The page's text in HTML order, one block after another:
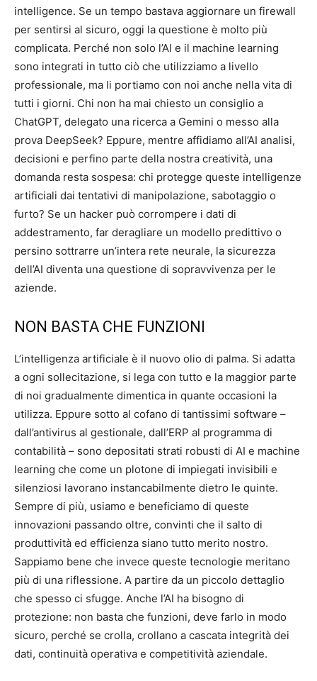
intelligence. Se un tempo bastava aggiornare un firewall
per sentirsi al sicuro, oggi la questione è molto più
complicata. Perché non solo l’AI e il machine learning
sono integrati in tutto ciò che utilizziamo a livello
professionale, ma li portiamo con noi anche nella vita di
tutti i giorni. Chi non ha mai chiesto un consiglio a
ChatGPT, delegato una ricerca a Gemini o messo alla
prova DeepSeek? Eppure, mentre affidiamo all’AI analisi,
decisioni e perfino parte della nostra creatività, una
domanda resta sospesa: chi protegge queste intelligenze
artificiali dai tentativi di manipolazione, sabotaggio o
furto? Se un hacker può corrompere i dati di
addestramento, far deragliare un modello predittivo o
persino sottrarre un’intera rete neurale, la sicurezza
dell’AI diventa una questione di sopravvivenza per le
aziende.
NON BASTA CHE FUNZIONI
L’intelligenza artificiale è il nuovo olio di palma. Si adatta
a ogni sollecitazione, si lega con tutto e la maggior parte
di noi gradualmente dimentica in quante occasioni la
utilizza. Eppure sotto al cofano di tantissimi software –
dall’antivirus al gestionale, dall’ERP al programma di
contabilità – sono depositati strati robusti di AI e machine
learning che come un plotone di impiegati invisibili e
silenziosi lavorano instancabilmente dietro le quinte.
Sempre di più, usiamo e beneficiamo di queste
innovazioni passando oltre, convinti che il salto di
produttività ed efficienza siano tutto merito nostro.
Sappiamo bene che invece queste tecnologie meritano
più di una riflessione. A partire da un piccolo dettaglio
che spesso ci sfugge. Anche l’AI ha bisogno di
protezione: non basta che funzioni, deve farlo in modo
sicuro, perché se crolla, crollano a cascata integrità dei
dati, continuità operativa e competitività aziendale.